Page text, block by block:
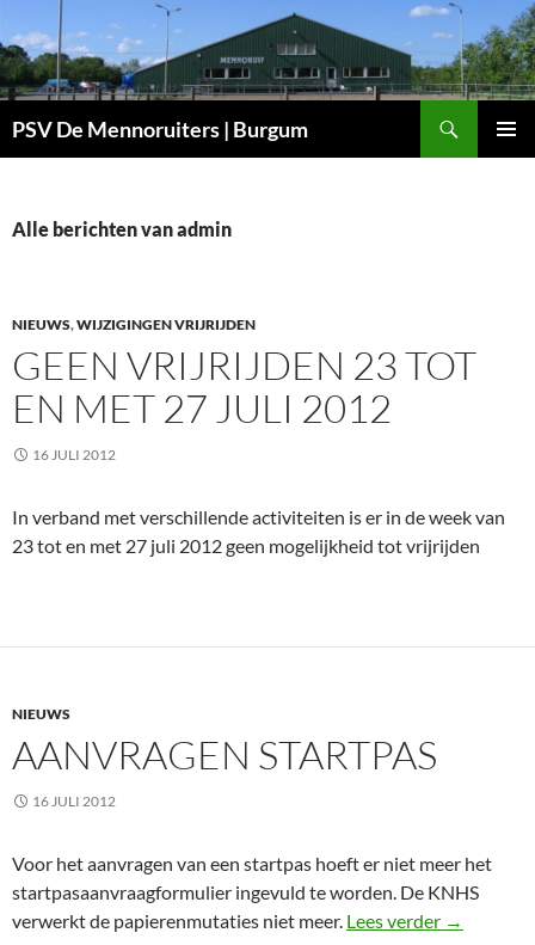
naar
de
inhoud
PSV De Mennoruiters | Burgum
Alle berichten van admin
NIEUWS,WIJZIGINGEN VRIJRIJDEN
GEEN VRIJRIJDEN 23 TOT
EN MET 27 JULI 2012
16 JULI 2012
In verband met verschillende activiteiten is er in de week van
23 tot en met 27 juli 2012 geen mogelijkheid tot vrijrijden
NIEUWS
AANVRAGEN STARTPAS
16 JULI 2012
Voor het aanvragen van een startpas hoeft er niet meer het
startpasaanvraagformulier ingevuld te worden. De KNHS
verwerkt de papierenmutaties niet meer. Lees verder →